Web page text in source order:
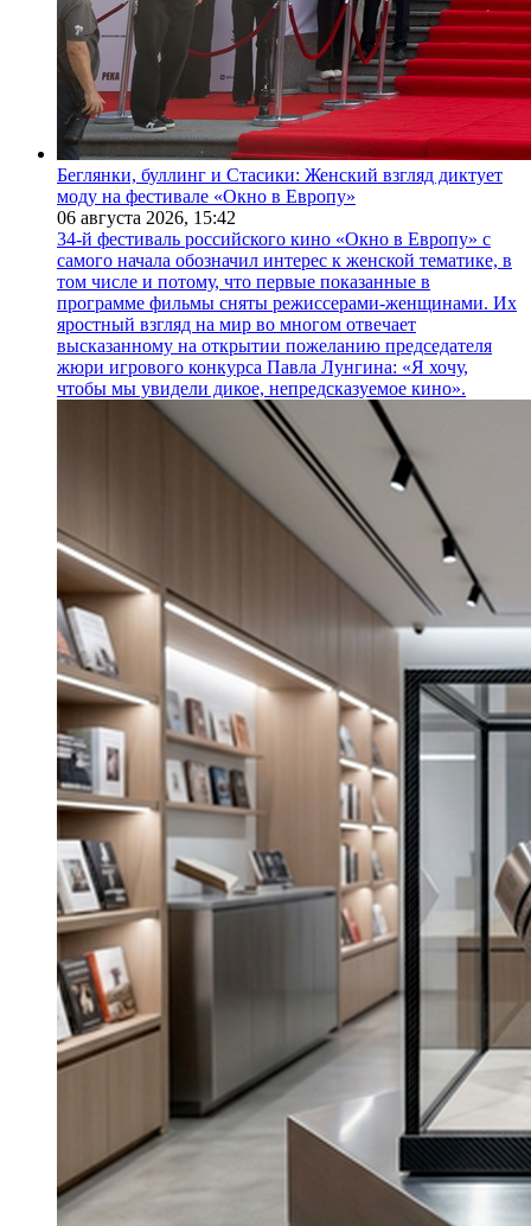
Беглянки, буллинг и Стасики: Женский взгляд диктует
моду на фестивале «Окно в Европу»
06 августа 2026, 15:42
34-й фестиваль российского кино «Окно в Европу» с
самого начала обозначил интерес к женской тематике, в
том числе и потому, что первые показанные в
программе фильмы сняты режиссерами-женщинами. Их
яростный взгляд на мир во многом отвечает
высказанному на открытии пожеланию председателя
жюри игрового конкурса Павла Лунгина: «Я хочу,
чтобы мы увидели дикое, непредсказуемое кино».